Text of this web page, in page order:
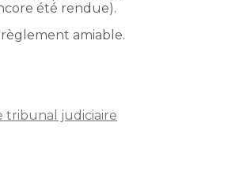
été rendue).
amiable.
tribunal judiciaire